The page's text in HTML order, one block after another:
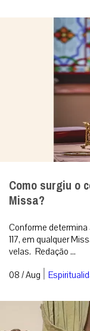
Como surgiu o
Missa?
Conforme determina
117, em qualquer
velas. Redação ...
08 / Aug |